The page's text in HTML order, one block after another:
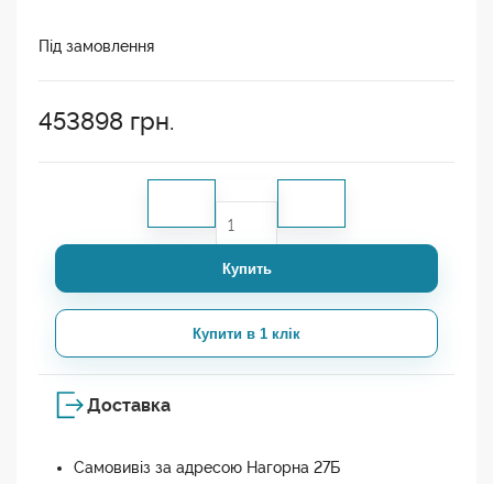
Під замовлення
453898 грн.
Купить
Купити в 1 клік
Доставка
Самовивіз за адресою Нагорна 27Б